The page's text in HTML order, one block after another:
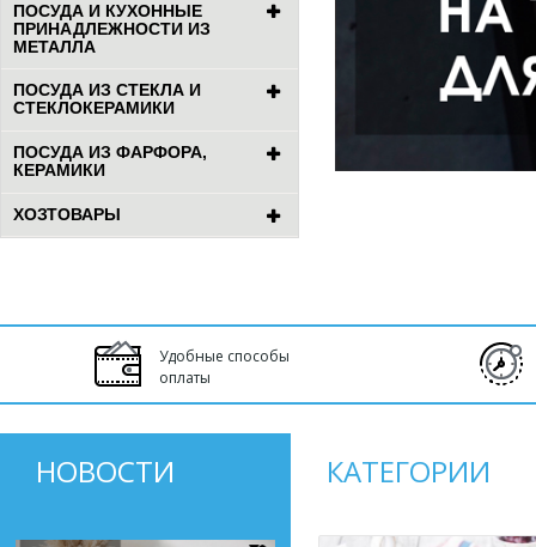
ПОСУДА И КУХОННЫЕ
ПРИНАДЛЕЖНОСТИ ИЗ
МЕТАЛЛА
ПОСУДА ИЗ СТЕКЛА И
СТЕКЛОКЕРАМИКИ
ПОСУДА ИЗ ФАРФОРА,
КЕРАМИКИ
ХОЗТОВАРЫ
Удобные способы
оплаты
НОВОСТИ КАТЕГОРИИ